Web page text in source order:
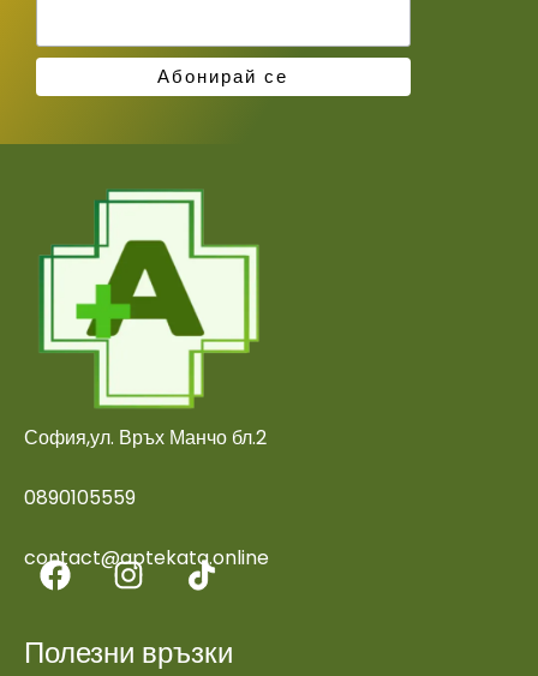
София,ул. Връх Манчо бл.2
0890105559
contact@aptekata.online
Полезни връзки